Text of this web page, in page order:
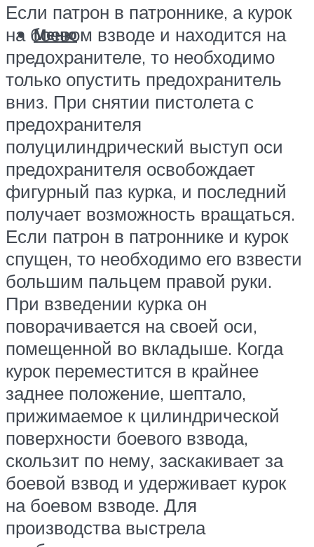
Меню
Если патрон в патроннике, а курок
на боевом взводе и находится на
предохранителе, то необходимо
только опустить предохранитель
вниз. При снятии пистолета с
предохранителя
полуцилиндрический выступ оси
предохранителя освобождает
фигурный паз курка, и последний
получает возможность вращаться.
Если патрон в патроннике и курок
спущен, то необходимо его взвести
большим пальцем правой руки.
При взведении курка он
поворачивается на своей оси,
помещенной во вкладыше. Когда
курок переместится в крайнее
заднее положение, шептало,
прижимаемое к цилиндрической
поверхности боевого взвода,
скользит по нему, заскакивает за
боевой взвод и удерживает курок
на боевом взводе. Для
производства выстрела